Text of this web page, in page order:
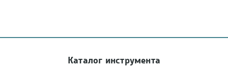
Каталог инструмента